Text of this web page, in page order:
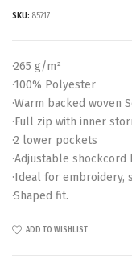
SKU: 85717
·265 g/m²
·100% Polyester
·Warm backed woven
·Full zip with inner
·2 lower pockets
·Adjustable shockcord
·Ideal for embroidery,
·Shaped fit.
ADD TO WISHLIST